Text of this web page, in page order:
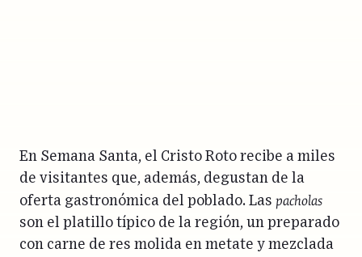
En Semana Santa, el Cristo Roto recibe a miles
de visitantes que, además, degustan de la
oferta gastronómica del poblado. Las pacholas
son el platillo típico de la región, un preparado
con carne de res molida en metate y mezclada